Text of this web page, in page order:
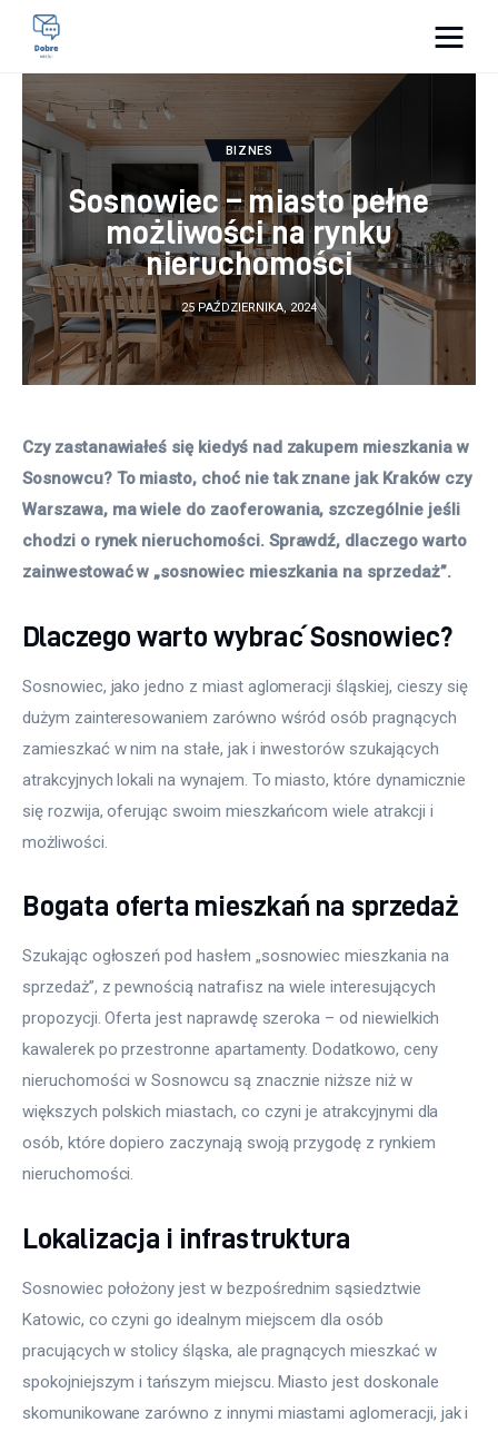
Lifestyle
Kunchnia i kulinaria
Zdrowie
Uroda
Więcej
BIZNES
Sosnowiec – miasto pełne
możliwości na rynku
nieruchomości
25 PAŹDZIERNIKA, 2024
Czy zastanawiałeś się kiedyś nad zakupem mieszkania w
Sosnowcu? To miasto, choć nie tak znane jak Kraków czy
Warszawa, ma wiele do zaoferowania, szczególnie jeśli
chodzi o rynek nieruchomości. Sprawdź, dlaczego warto
zainwestować w „sosnowiec mieszkania na sprzedaż”.
Dlaczego warto wybrać Sosnowiec?
Sosnowiec, jako jedno z miast aglomeracji śląskiej, cieszy się
dużym zainteresowaniem zarówno wśród osób pragnących
zamieszkać w nim na stałe, jak i inwestorów szukających
atrakcyjnych lokali na wynajem. To miasto, które dynamicznie
się rozwija, oferując swoim mieszkańcom wiele atrakcji i
możliwości.
Bogata oferta mieszkań na sprzedaż
Szukając ogłoszeń pod hasłem „sosnowiec mieszkania na
sprzedaż”, z pewnością natrafisz na wiele interesujących
propozycji. Oferta jest naprawdę szeroka – od niewielkich
kawalerek po przestronne apartamenty. Dodatkowo, ceny
nieruchomości w Sosnowcu są znacznie niższe niż w
większych polskich miastach, co czyni je atrakcyjnymi dla
osób, które dopiero zaczynają swoją przygodę z rynkiem
nieruchomości.
Lokalizacja i infrastruktura
Sosnowiec położony jest w bezpośrednim sąsiedztwie
Katowic, co czyni go idealnym miejscem dla osób
pracujących w stolicy śląska, ale pragnących mieszkać w
spokojniejszym i tańszym miejscu. Miasto jest doskonale
skomunikowane zarówno z innymi miastami aglomeracji, jak i